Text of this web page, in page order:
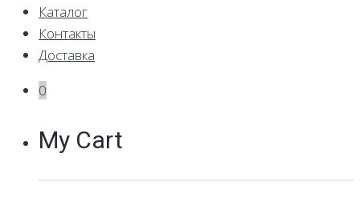
Каталог
Контакты
Доставка
0
My Cart